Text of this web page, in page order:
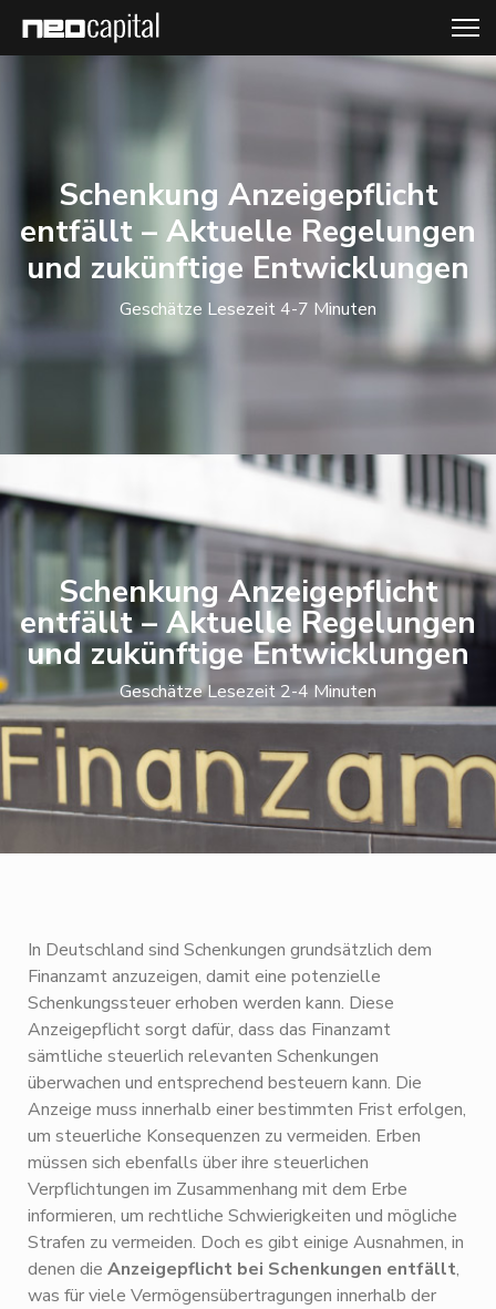
Schenkung Anzeigepflicht
entfällt – Aktuelle Regelungen
und zukünftige Entwicklungen
Geschätze Lesezeit 4-7 Minuten
Schenkung Anzeigepflicht
entfällt – Aktuelle Regelungen
und zukünftige Entwicklungen
Geschätze Lesezeit 2-4 Minuten
In Deutschland sind Schenkungen grundsätzlich dem
Finanzamt anzuzeigen, damit eine potenzielle
Schenkungssteuer erhoben werden kann. Diese
Anzeigepflicht sorgt dafür, dass das Finanzamt
sämtliche steuerlich relevanten Schenkungen
überwachen und entsprechend besteuern kann. Die
Anzeige muss innerhalb einer bestimmten Frist erfolgen,
um steuerliche Konsequenzen zu vermeiden. Erben
müssen sich ebenfalls über ihre steuerlichen
Verpflichtungen im Zusammenhang mit dem Erbe
informieren, um rechtliche Schwierigkeiten und mögliche
Strafen zu vermeiden. Doch es gibt einige Ausnahmen, in
denen die Anzeigepflicht bei Schenkungen entfällt,
was für viele Vermögensübertragungen innerhalb der